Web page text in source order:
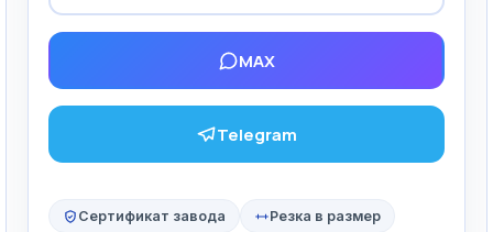
MAX
Telegram
Сертификат завода Резка в размер